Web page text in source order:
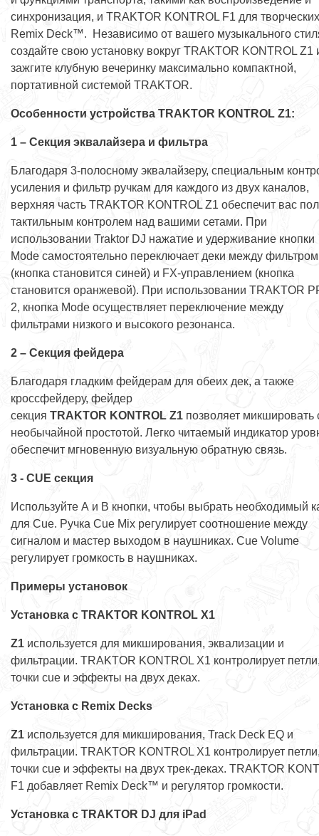
синхронизация, и TRAKTOR KONTROL F1 для
Remix Deck™. Независимо от вашего музыкального
создайте свою установку вокруг TRAKTOR KONTROL Z1
зажгите клубную вечеринку максимально компактной,
портативной системой TRAKTOR.
Особенности устройства TRAKTOR KONTROL Z1:
1 – Секция эквалайзера и фильтра
Благодаря 3-полосному эквалайзеру, специальным
усиления и фильтр ручкам для каждого из двух каналов,
верхняя часть TRAKTOR KONTROL Z1 обеспечит вас
тактильным контролем над вашими сетами. При
использовании Traktor DJ нажатие и удерживание кнопки
Mode самостоятельно переключает деки между фильтром
(кнопка становится синей) и FX-управлением (кнопка
становится оранжевой). При использовании TRAKTOR
2, кнопка Mode осуществляет переключение между
фильтрами низкого и высокого резонанса.
2 – Секция фейдера
Благодаря гладким фейдерам для обеих дек, а также
кроссфейдеру, фейдер
секция TRAKTOR KONTROL Z1 позволяет микшировать
необычайной простотой. Легко читаемый индикатор
обеспечит мгновенную визуальную обратную связь.
3 - CUE секция
Используйте А и В кнопки, чтобы выбрать необходимый
для Cue. Ручка Cue Mix регулирует соотношение между
сигналом и мастер выходом в наушниках. Cue Volume
регулирует громкость в наушниках.
Примеры установок
Установка с TRAKTOR KONTROL X1
Z1 используется для микширования, эквализации и
фильтрации. TRAKTOR KONTROL X1 контролирует
точки cue и эффекты на двух деках.
Установка с Remix Decks
Z1 используется для микширования, Track Deck EQ и
фильтрации. TRAKTOR KONTROL X1 контролирует
точки cue и эффекты на двух трек-деках. TRAKTOR
F1 добавляет Remix Deck™ и регулятор громкости.
Установка с TRAKTOR DJ для iPad